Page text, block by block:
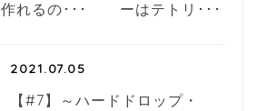
作れるの･･･
ーはテトリ･･･
2021.07.05
【#7】～ハードドロップ・